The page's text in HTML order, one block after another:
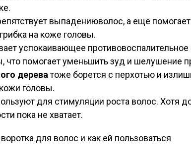
выпадениюволос, а ещё помогает
на коже головы.
успокаивающее противовоспалительное
что помогает уменьшить зуд и шелушение
дереватоже борется с перхотью и
головы.
для стимуляции роста волос. Хотя
пока не хватает.